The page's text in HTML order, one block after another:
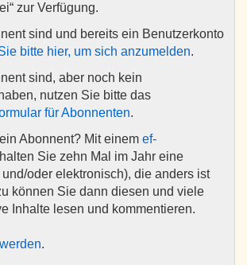
zur Verfügung.
sind und bereits ein Benutzerkonto
bitte hier, um sich anzumelden.
sind, aber noch kein
nutzen Sie bitte das
für Abonnenten.
Abonnent? Mit einem ef-
Sie zehn Mal im Jahr eine
oder elektronisch), die anders ist
können Sie dann diesen und viele
Inhalte lesen und kommentieren.
.